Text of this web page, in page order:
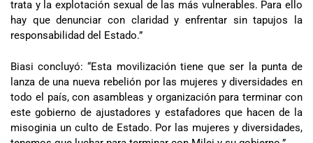
trata y la explotación sexual de las más vulnerables. Para ello
hay que denunciar con claridad y enfrentar sin tapujos la
responsabilidad del Estado.”
Biasi concluyó: “Esta movilización tiene que ser la punta de
lanza de una nueva rebelión por las mujeres y diversidades en
todo el país, con asambleas y organización para terminar con
este gobierno de ajustadores y estafadores que hacen de la
misoginia un culto de Estado. Por las mujeres y diversidades,